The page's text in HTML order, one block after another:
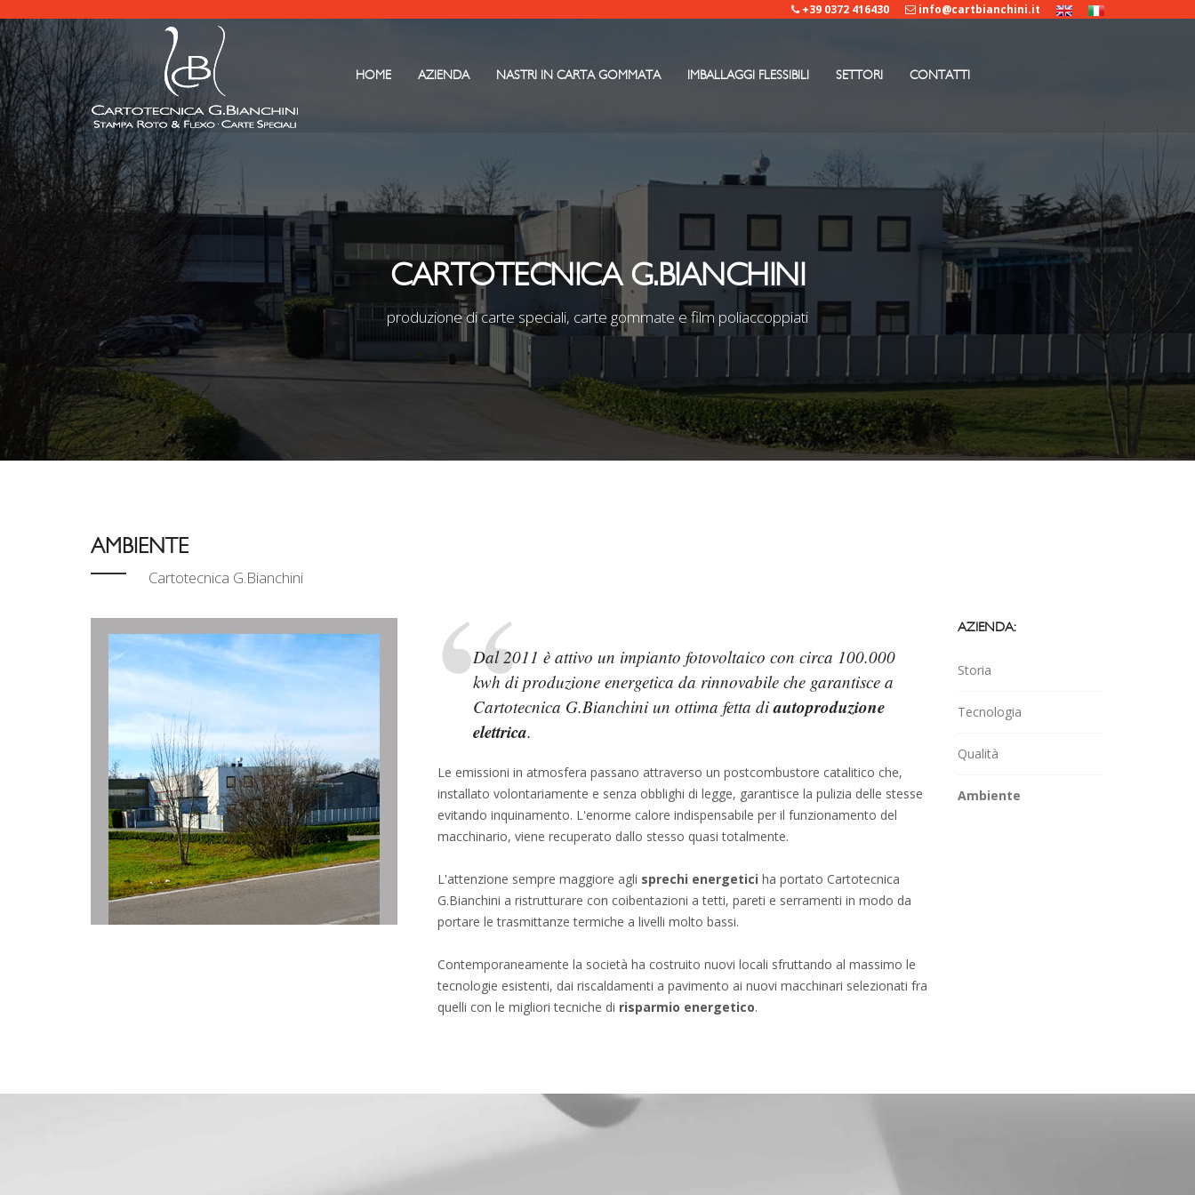
+39 0372 416430 info@cartbianchini.it
HOME AZIENDA NASTRI IN CARTA GOMMATA IMBALLAGGI FLESSIBILI SETTORI CONTATTI
CARTOTECNICA G.BIANCHINI
produzione di carte speciali, carte gommate e film poliaccoppiati
AMBIENTE
Cartotecnica G.Bianchini
Dal 2011 è attivo un impianto fotovoltaico con circa 100.000
kwh di produzione energetica da rinnovabile che garantisce a
Cartotecnica G.Bianchini un ottima fetta diautoproduzione
elettrica.
Le emissioni in atmosfera passano attraverso un postcombustore catalitico che,
installato volontariamente e senza obblighi di legge, garantisce la pulizia delle stesse
evitando inquinamento. L'enorme calore indispensabile per il funzionamento del
macchinario, viene recuperato dallo stesso quasi totalmente.
L'attenzione sempre maggiore agli sprechi energetici ha portato Cartotecnica
G.Bianchini a ristrutturare con coibentazioni a tetti, pareti e serramenti in modo da
portare le trasmittanze termiche a livelli molto bassi.
Contemporaneamente la società ha costruito nuovi locali sfruttando al massimo le
tecnologie esistenti, dai riscaldamenti a pavimento ai nuovi macchinari selezionati fra
quelli con le migliori tecniche di risparmio energetico.
AZIENDA:
Storia
Tecnologia
Qualità
Ambiente